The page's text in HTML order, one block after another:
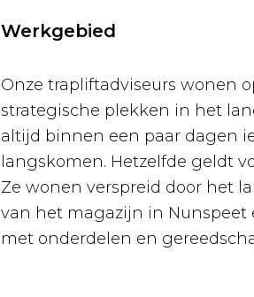
Werkgebied
Onze trapliftadviseurs wonen
strategische plekken in het
altijd binnen een paar dagen
langskomen. Hetzelfde geldt
Ze wonen verspreid door het
van het magazijn in Nunspeet
met onderdelen en